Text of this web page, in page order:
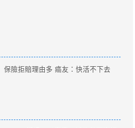
保險拒賠理由多 癌友：快活不下去